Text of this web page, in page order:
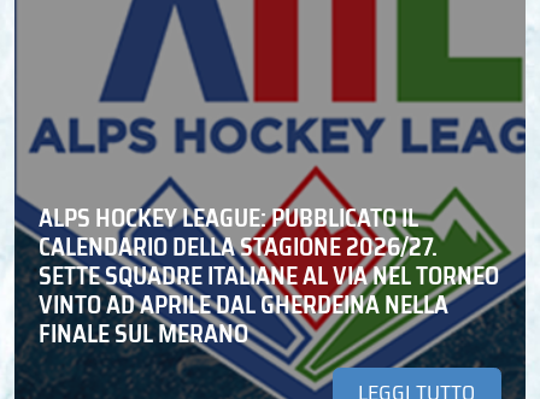
ALPS HOCKEY LEAGUE: PUBBLICATO IL
CALENDARIO DELLA STAGIONE 2026/27.
SETTE SQUADRE ITALIANE AL VIA NEL TORNEO
VINTO AD APRILE DAL GHERDEINA NELLA
FINALE SUL MERANO